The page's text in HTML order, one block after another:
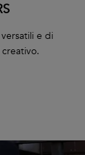
e di